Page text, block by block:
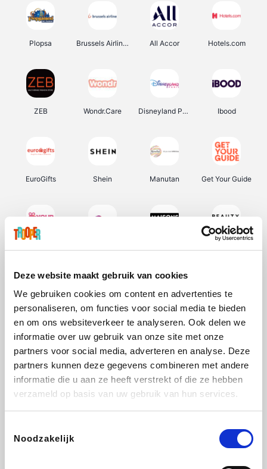
Deze website maakt gebruik van cookies
We gebruiken cookies om content en advertenties te
personaliseren, om functies voor social media te bieden
en om ons websiteverkeer te analyseren. Ook delen we
informatie over uw gebruik van onze site met onze
partners voor social media, adverteren en analyse. Deze
partners kunnen deze gegevens combineren met andere
informatie die u aan ze heeft verstrekt of die ze hebben
verzameld op basis van uw gebruik van hun services.
Noodzakelijk
Plopsa Brussels Airlines All Accor Hotels.com
ZEB Wondr.Care Disneyland Paris Ibood
EuroGifts Shein Manutan Get Your Guide
Sarenza Weekendesk Schiesser Interhome
Lufthansa